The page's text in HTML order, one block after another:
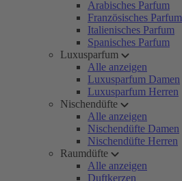
Arabisches Parfum
Französisches Parfum
Italienisches Parfum
Spanisches Parfum
Luxusparfum
Alle anzeigen
Luxusparfum Damen
Luxusparfum Herren
Nischendüfte
Alle anzeigen
Nischendüfte Damen
Nischendüfte Herren
Raumdüfte
Alle anzeigen
Duftkerzen